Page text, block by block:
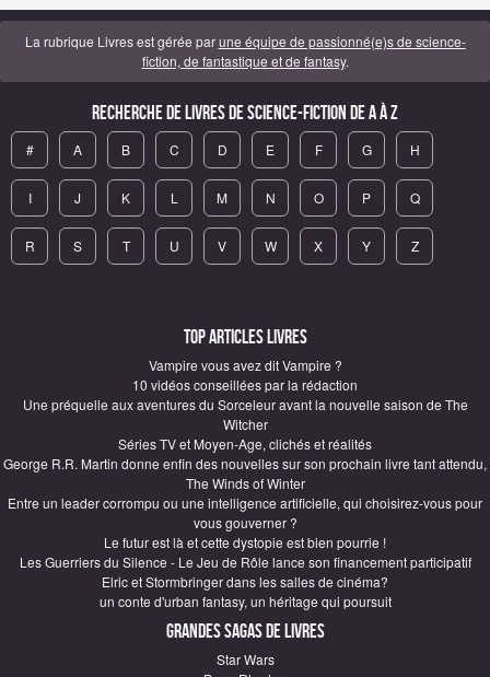
La rubrique Livres est gérée parune équipe de passionné(e)s de science-
fiction, de fantastique et de fantasy.
Recherche de Livres de science-fiction de A à Z
# A B C D E F G H
I J K L M N O P Q
R S T U V W X Y Z
Top articles Livres
Vampire vous avez dit Vampire ?
10 vidéos conseillées par la rédaction
Une préquelle aux aventures du Sorceleur avant la nouvelle saison de The
Witcher
Séries TV et Moyen-Age, clichés et réalités
George R.R. Martin donne enfin des nouvelles sur son prochain livre tant attendu,
The Winds of Winter
Entre un leader corrompu ou une intelligence artificielle, qui choisirez-vous pour
vous gouverner ?
Le futur est là et cette dystopie est bien pourrie !
Les Guerriers du Silence - Le Jeu de Rôle lance son financement participatif
Elric et Stormbringer dans les salles de cinéma?
un conte d'urban fantasy, un héritage qui poursuit
Grandes sagas de Livres
Star Wars